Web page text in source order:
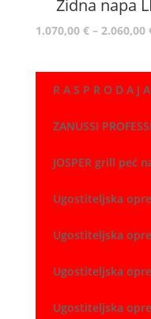
Zidna napa
1.070,00 € – 2.060,00
R A S P R O D A J A
ZANUSSI
JOSPER grill peć
Ugostiteljska
Ugostiteljska
Ugostiteljska
Ugostiteljska